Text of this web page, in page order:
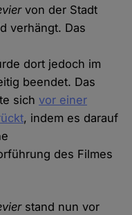
von der Stadt
verhängt. Das
dort jedoch im
beendet. Das
sichvor einer
, indem es darauf
des Filmes
stand nun vor